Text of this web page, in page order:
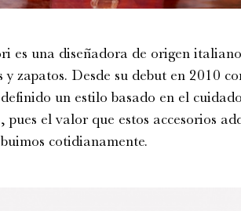
es una diseñadora de origen
y zapatos. Desde su debut en 2010
un estilo basado en el
pues el valor que estos accesorios
cotidianamente.